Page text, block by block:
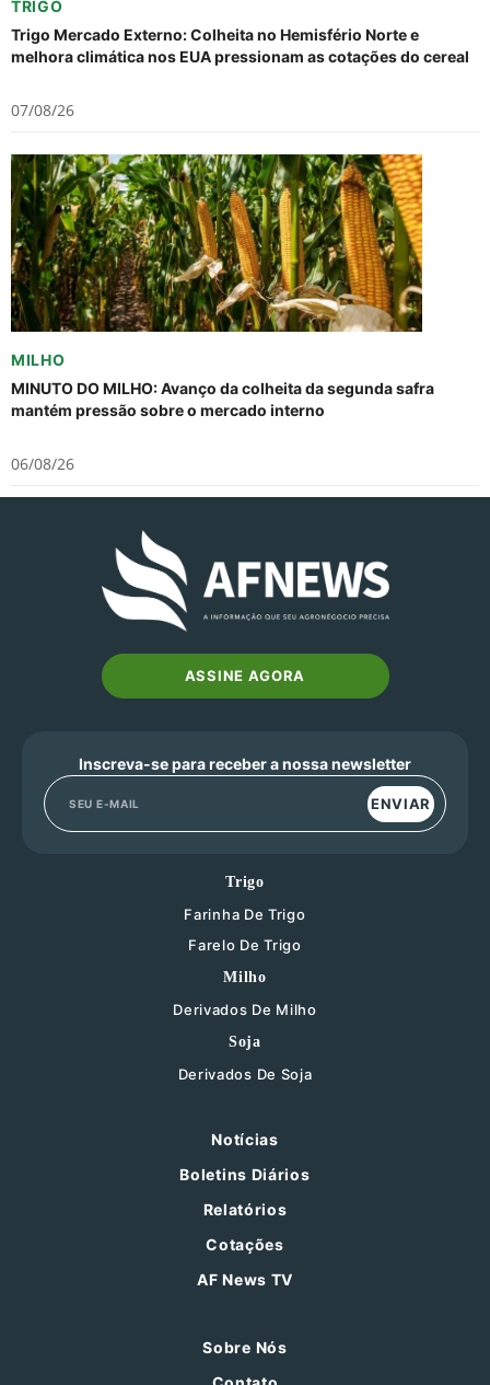
TRIGO
Trigo Mercado Externo: Colheita no Hemisfério Norte e
melhora climática nos EUA pressionam as cotações do cereal
07/08/26
MILHO
MINUTO DO MILHO: Avanço da colheita da segunda safra
mantém pressão sobre o mercado interno
06/08/26
ASSINE AGORA
Inscreva-se para receber a nossa newsletter
ENVIAR
Trigo
Farinha De Trigo
Farelo De Trigo
Milho
Derivados De Milho
Soja
Derivados De Soja
Notícias
Boletins Diários
Relatórios
Cotações
AF News TV
Sobre Nós